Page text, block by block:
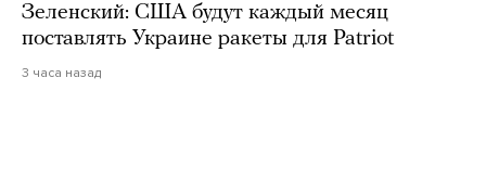
Зеленский: США будут каждый месяц
поставлять Украине ракеты для Patriot
3 часа назад